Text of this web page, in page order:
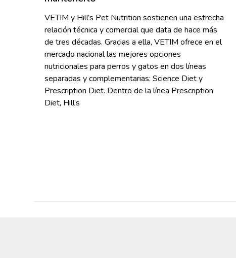
VETIM y Hill’s Pet Nutrition sostienen una estrecha
relación técnica y comercial que data de hace más
de tres décadas. Gracias a ella, VETIM ofrece en el
mercado nacional las mejores opciones
nutricionales para perros y gatos en dos líneas
separadas y complementarias: Science Diet y
Prescription Diet. Dentro de la línea Prescription
Diet, Hill’s